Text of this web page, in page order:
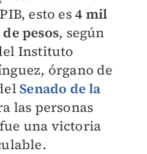
esto es4 mil
pesos, según
Instituto
órgano de
Senado de la
las personas
una victoria